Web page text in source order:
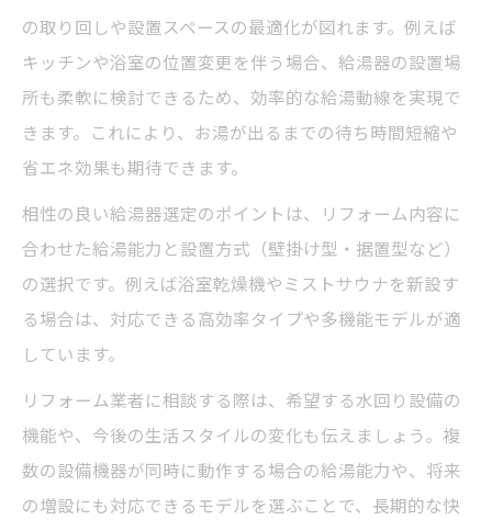
の取り回しや設置スペースの最適化が図れます。例えば
キッチンや浴室の位置変更を伴う場合、給湯器の設置場
所も柔軟に検討できるため、効率的な給湯動線を実現で
きます。これにより、お湯が出るまでの待ち時間短縮や
省エネ効果も期待できます。
相性の良い給湯器選定のポイントは、リフォーム内容に
合わせた給湯能力と設置方式（壁掛け型・据置型など）
の選択です。例えば浴室乾燥機やミストサウナを新設す
る場合は、対応できる高効率タイプや多機能モデルが適
しています。
リフォーム業者に相談する際は、希望する水回り設備の
機能や、今後の生活スタイルの変化も伝えましょう。複
数の設備機器が同時に動作する場合の給湯能力や、将来
の増設にも対応できるモデルを選ぶことで、長期的な快